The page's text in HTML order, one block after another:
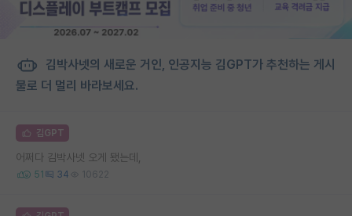
김박사넷의 새로운 거인, 인공지능 김GPT가 추천하는 게시
물로 더 멀리 바라보세요.
김GPT
어쩌다 김박사넷 오게 됐는데,
51 34 10622